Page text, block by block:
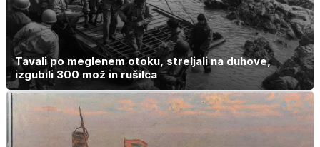
Tavali po meglenem otoku, streljali na duhove,
izgubili 300 mož in rušilca